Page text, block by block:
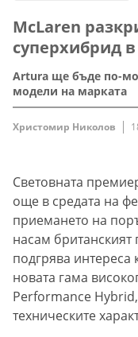
McLaren
суперхибрид
Artura ще бъде по-
модели на марката
Христомир Николов
Световната
още в средата на
приемането на
насам
подгрява
новата гама
Performance Hybrid,
техническите